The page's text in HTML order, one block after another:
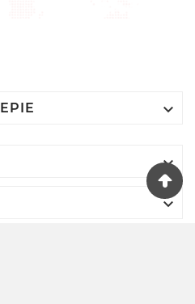


